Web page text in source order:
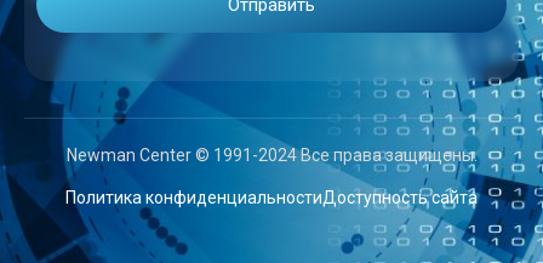
Newman Center © 1991-2024 Все права защищены.
Политика конфиденциальностиДоступность сайта